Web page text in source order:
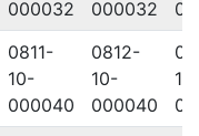
000032
000032
0811-
10-
000040
0812-
10-
000040